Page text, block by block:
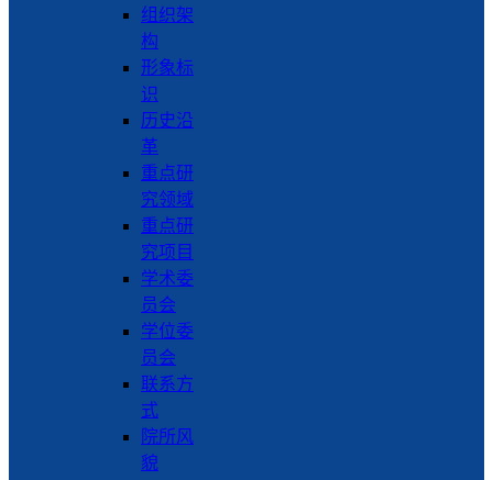
组织架
构
形象标
识
历史沿
革
重点研
究领域
重点研
究项目
学术委
员会
学位委
员会
联系方
式
院所风
貌